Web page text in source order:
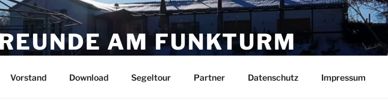
AM FUNKTURM
Vorstand Download Segeltour Partner Datenschutz Impressum